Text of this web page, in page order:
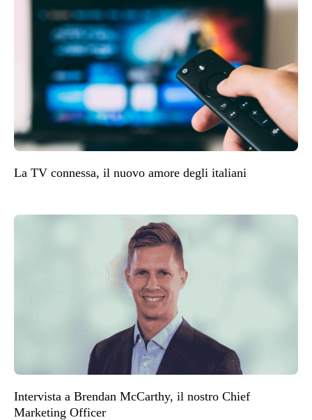
La TV connessa, il nuovo amore degli italiani
Intervista a Brendan McCarthy, il nostro Chief
Marketing Officer